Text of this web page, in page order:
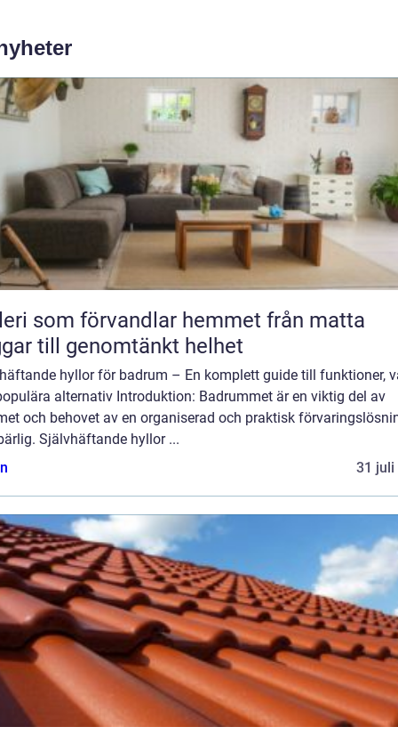
som förvandlar hemmet från matta
till genomtänkt helhet
hyllor för badrum – En komplett guide till funktioner,
alternativ Introduktion: Badrummet är en viktig del av
och behovet av en organiserad och praktisk
Självhäftande hyllor ...
31 juli